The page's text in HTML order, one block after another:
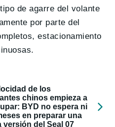
de agarre del volante
por parte del
estacionamiento
de los
chinos empieza a
BYD no espera ni
en preparar una
versión del Seal 07